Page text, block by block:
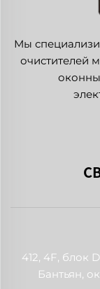
Мы
очистителей
412, 4F, блок
Бантьян,